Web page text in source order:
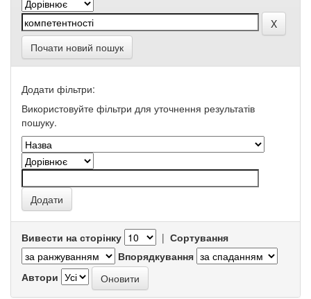
Почати новий пошук
Додати фільтри:
Використовуйте фільтри для уточнення результатів
пошуку.
Вивести на сторінку | Сортування
Впорядкування
Автори